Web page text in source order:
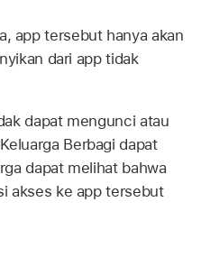
app tersebut hanya akan
dari app tidak
dapat mengunci atau
Berbagi dapat
dapat melihat bahwa
akses ke app tersebut